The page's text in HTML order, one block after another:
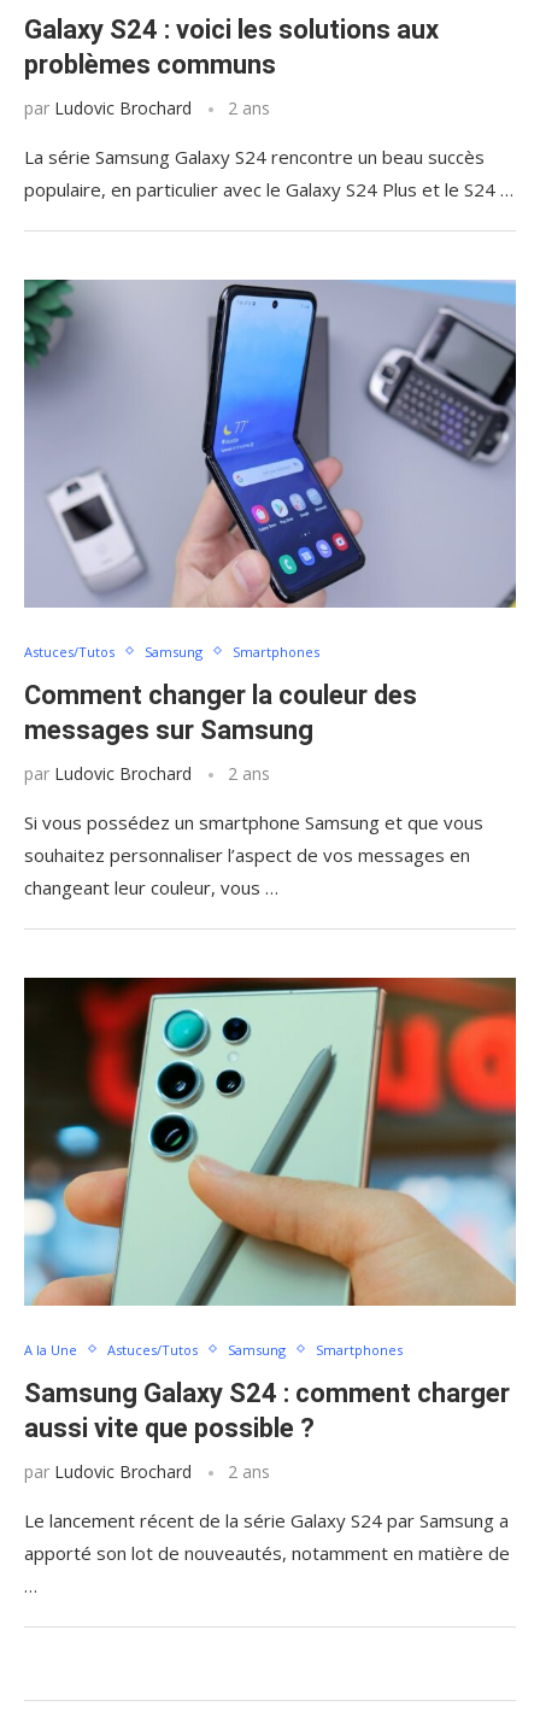
Galaxy S24 : voici les solutions aux
problèmes communs
par Ludovic Brochard 2 ans
La série Samsung Galaxy S24 rencontre un beau succès
populaire, en particulier avec le Galaxy S24 Plus et le S24 …
Astuces/Tutos Samsung Smartphones
Comment changer la couleur des
messages sur Samsung
par Ludovic Brochard 2 ans
Si vous possédez un smartphone Samsung et que vous
souhaitez personnaliser l’aspect de vos messages en
changeant leur couleur, vous …
A la Une Astuces/Tutos Samsung Smartphones
Samsung Galaxy S24 : comment charger
aussi vite que possible ?
par Ludovic Brochard 2 ans
Le lancement récent de la série Galaxy S24 par Samsung a
apporté son lot de nouveautés, notamment en matière de
…